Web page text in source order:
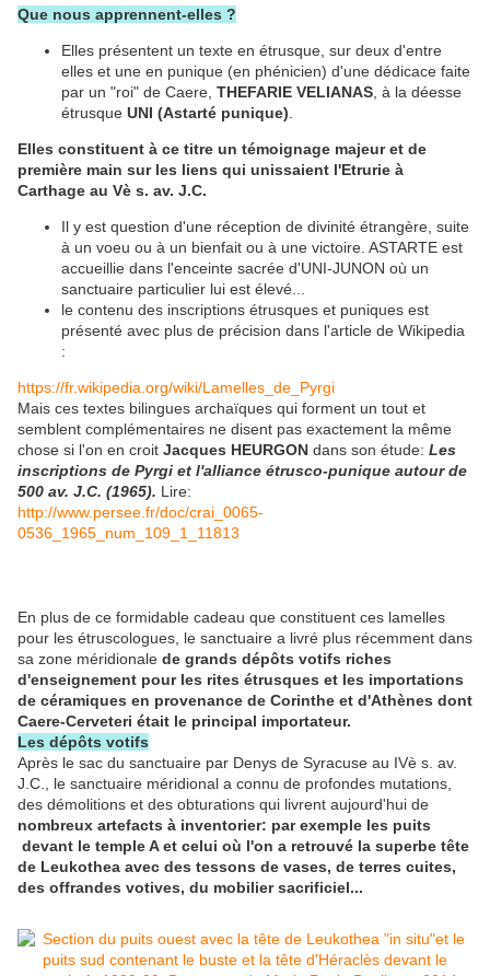
Que nous apprennent-elles ?
Elles présentent un texte en étrusque, sur deux d'entre
elles et une en punique (en phénicien) d'une dédicace faite
par un "roi" de Caere, THEFARIE VELIANAS , à la déesse
étrusque UNI (Astarté punique)
Elles constituent à ce titre un témoignage majeur et de
première main sur les liens qui unissaient l'Etrurie à
Carthage au Vè s. av. J.C.
Il y est question d'une réception de divinité étrangère, suite
à un voeu ou à un bienfait ou à une victoire. ASTARTE est
accueillie dans l'enceinte sacrée d'UNI-JUNON où un
sanctuaire particulier lui est élevé...
le contenu des inscriptions étrusques et puniques est
présenté avec plus de précision dans l'article de Wikipedia
:
https://fr.wikipedia.org/wiki/Lamelles_de_Pyrgi
Mais ces textes bilingues archaïques qui forment un tout et
semblent complémentaires ne disent pas exactement la même
chose si l'on en croit Jacques HEURGON dans son étude: Les
inscriptions de Pyrgi et l'alliance étrusco-punique autour de
500 av. J.C. (1965). Lire:
http://www.persee.fr/doc/crai_0065-
0536_1965_num_109_1_11813
En plus de ce formidable cadeau que constituent ces lamelles
pour les étruscologues, le sanctuaire a livré plus récemment dans
sa zone méridionale de grands dépôts votifs riches
d'enseignement pour les rites étrusques et les importations
de céramiques en provenance de Corinthe et d'Athènes dont
Caere-Cerveteri était le principal importateur.
Les dépôts votifs
Après le sac du sanctuaire par Denys de Syracuse au IVè s. av.
J.C., le sanctuaire méridional a connu de profondes mutations,
des démolitions et des obturations qui livrent aujourd'hui de
nombreux artefacts à inventorier: par exemple les puits
devant le temple A et celui où l'on a retrouvé la superbe tête
de Leukothea avec des tessons de vases, de terres cuites,
des offrandes votives, du mobilier sacrificiel...